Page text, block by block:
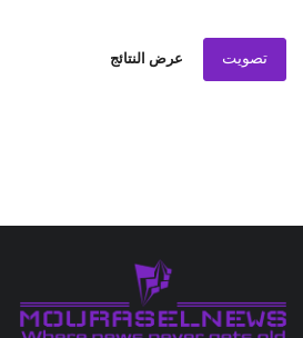
تصويت عرض النتائج